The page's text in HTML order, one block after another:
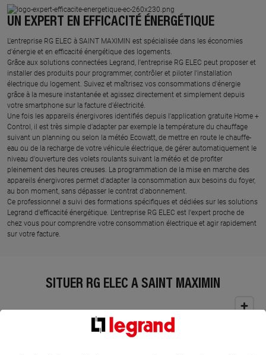
UN EXPERT EN EFFICACITÉ ÉNERGÉTIQUE
L'entreprise RG ELEC à SAINT MAXIMIN est spécialisée dans les économies
d'énergie et en efficacité énergétique des logements.
Grâce aux solutions connectées Legrand, l'entreprise RG ELEC peut proposer et
installer des produits pour programmer, contrôler et piloter l'installation
électrique du logement. Suivez et maîtrisez vos consommations d'énergie
grâce à la mesure instantanée et agissez directement et simplement depuis
votre smartphone sur la facture d'électricité.
Une fois les appareils énergivores identifiés depuis l'application gratuite Home +
Control, il est très simple d'adapter par exemple la température du chauffage
suivant un planning ou selon la météo Ecowatt, de mettre en route le chauffe-
eau ou de la recharge de votre véhicule électrique, de gérer automatiquement le
niveau d'ouverture des volets roulants suivant la météo et de profiter
pleinement des heures creuses. La programmation de la mise en marche des
appareils énergivores permet d'adapter la consommation aux besoins du foyer,
au bon moment, sans dépasser le contrat d'abonnement.
Ce professionnel a suivi des formations spécifiques et dédiées sur les solutions
Legrand d'efficacité énergétique. L'entreprise RG ELEC est l'expert proche de
chez vous pour comprendre votre consommation électrique et agir rapidement
sur votre facture.
SITUER RG ELEC À SAINT MAXIMIN